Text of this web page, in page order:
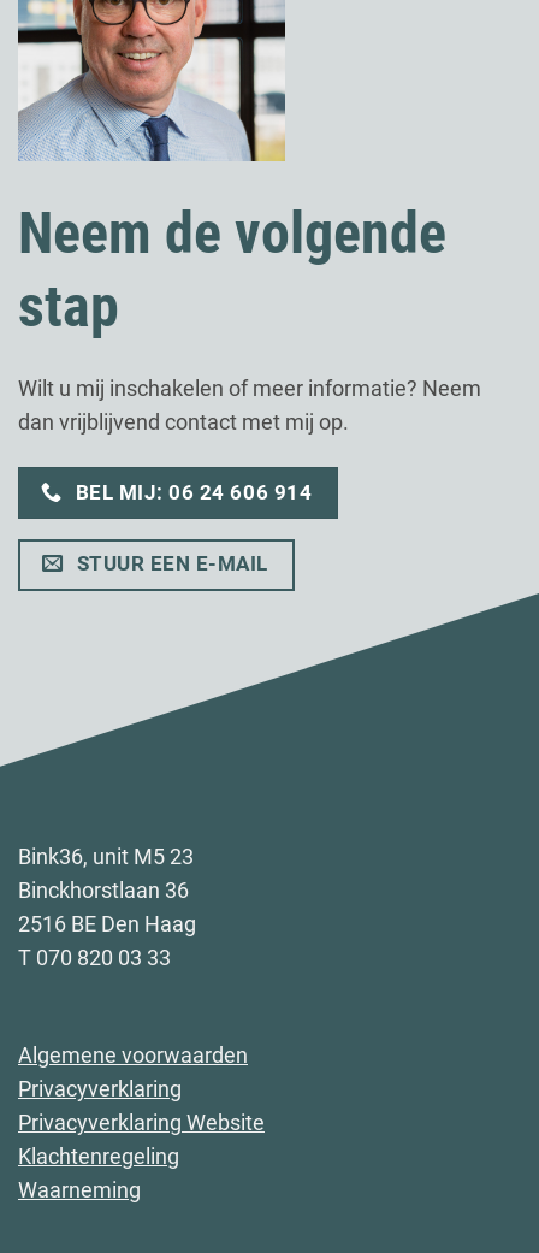
Neem de volgende
stap
Wilt u mij inschakelen of meer informatie? Neem
dan vrijblijvend contact met mij op.
BEL MIJ: 06 24 606 914
STUUR EEN E-MAIL
Bink36, unit M5 23
Binckhorstlaan 36
2516 BE Den Haag
T 070 820 03 33
Algemene voorwaarden
Privacyverklaring
Privacyverklaring Website
Klachtenregeling
Waarneming